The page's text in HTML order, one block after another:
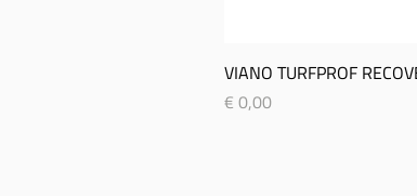
VIANO TURFPROF
Prijs
€ 0,00